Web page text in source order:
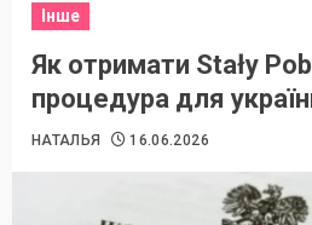
Інше
Як отримати Stały
процедура для
НАТАЛЬЯ 16.06.2026